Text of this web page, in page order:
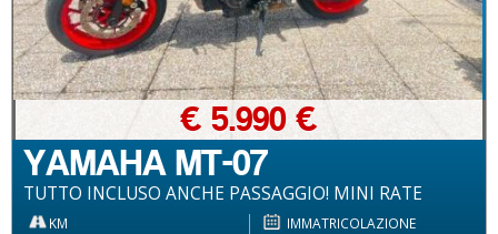
YAMAHA MT-07
TUTTO INCLUSO ANCHE PASSAGGIO! MINI RATE
€ 5.990 €
KM IMMATRICOLAZIONE